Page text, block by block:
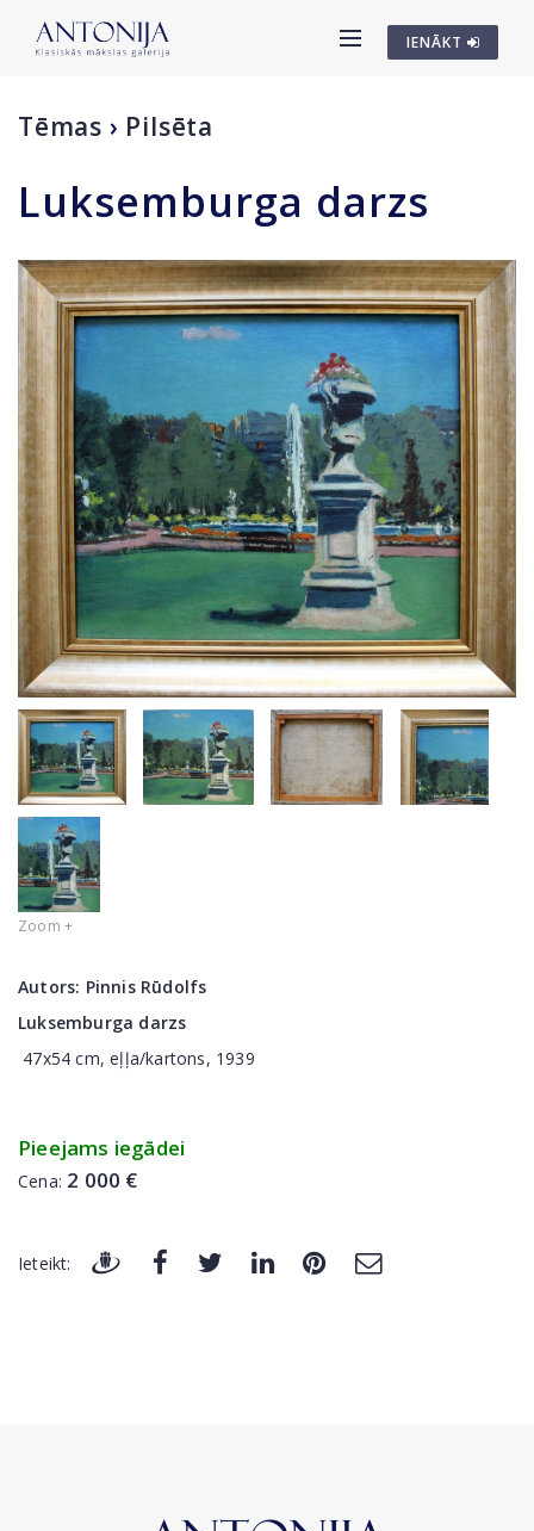
IENĀKT
Tēmas › Pilsēta
Luksemburga darzs
Zoom +
Autors: Pinnis Rūdolfs
Luksemburga darzs
47x54 cm, eļļa/kartons, 1939
Pieejams iegādei
Cena: 2 000 €
Ieteikt: